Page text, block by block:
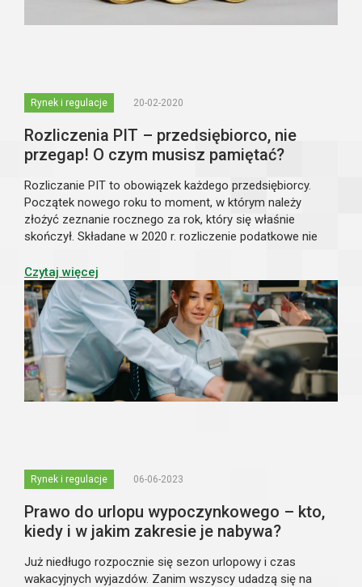
Rynek i regulacje 20-02-2020
Rozliczenia PIT – przedsiębiorco, nie
przegap! O czym musisz pamiętać?
Rozliczanie PIT to obowiązek każdego przedsiębiorcy.
Początek nowego roku to moment, w którym należy
złożyć zeznanie rocznego za rok, który się właśnie
skończył. Składane w 2020 r. rozliczenie podatkowe nie
poprzednim. Czym są PITy i kto je wy...
Czytaj więcej
Rynek i regulacje 06-06-2023
Prawo do urlopu wypoczynkowego – kto,
kiedy i w jakim zakresie je nabywa?
Już niedługo rozpocznie się sezon urlopowy i czas
wakacyjnych wyjazdów. Zanim wszyscy udadzą się na